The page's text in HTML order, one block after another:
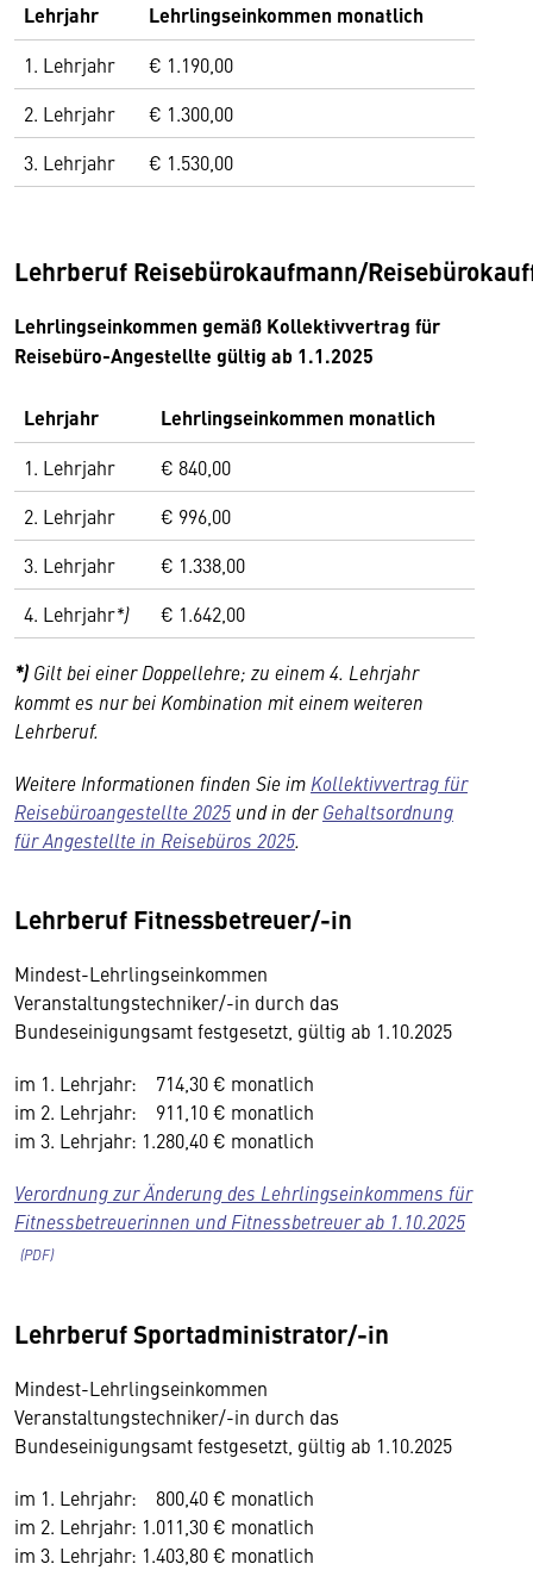
Lehrjahr Lehrlingseinkommen monatlich
1. Lehrjahr
€ 1.190,00
2. Lehrjahr
€ 1.300,00
3. Lehrjahr
€ 1.530,00
Lehrberuf Reisebürokaufmann/
Lehrlingseinkommen gemäß Kollektivvertrag für
Reisebüro-Angestellte gültig ab 1.1.2025
Lehrjahr Lehrlingseinkommen monatlich
1. Lehrjahr
€ 840,00
2. Lehrjahr
€ 996,00
3. Lehrjahr
€ 1.338,00
4. Lehrjahr*) € 1.642,00
*) Gilt bei einer Doppellehre; zu einem 4. Lehrjahr
kommt es nur bei Kombination mit einem weiteren
Lehrberuf.
Weitere Informationen finden Sie im Kollektivvertrag für
Reisebüroangestellte 2025und in derGehaltsordnung
für Angestellte in Reisebüros 2025.
Lehrberuf Fitnessbetreuer/-in
Mindest-Lehrlingseinkommen
Veranstaltungstechniker/-in durch das
Bundeseinigungsamt festgesetzt, gültig ab 1.10.2025
im 1. Lehrjahr: 714,30 € monatlich
im 2. Lehrjahr: 911,10 € monatlich
im 3. Lehrjahr: 1.280,40 € monatlich
Verordnung zur Änderung des Lehrlingseinkommens für
Fitnessbetreuerinnen und Fitnessbetreuer ab 1.10.2025
Lehrberuf Sportadministrator/-in
Mindest-Lehrlingseinkommen
Veranstaltungstechniker/-in durch das
Bundeseinigungsamt festgesetzt, gültig ab 1.10.2025
im 1. Lehrjahr: 800,40 € monatlich
im 2. Lehrjahr: 1.011,30 € monatlich
im 3. Lehrjahr: 1.403,80 € monatlich